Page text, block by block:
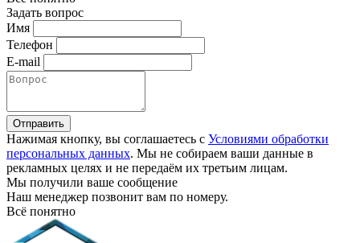
Задать вопрос
Имя
Телефон
E-mail
Отправить
Нажимая кнопку, вы соглашаетесь с Условиями обработки
персональных данных. Мы не собираем ваши данные в
рекламных целях и не передаём их третьим лицам.
Мы получили ваше сообщение
Наш менеджер позвонит вам по номеру.
Всё понятно